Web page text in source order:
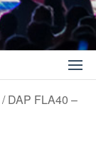
/ DAP FLA40 –